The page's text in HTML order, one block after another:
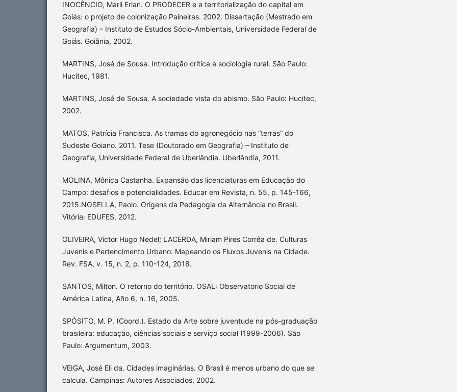
INOCÊNCIO, Marli Erlan. O PRODECER e a territorialização do capital em
Goiás: o projeto de colonização Paineiras. 2002. Dissertação (Mestrado em
Geografia) – Instituto de Estudos Sócio-Ambientais, Universidade Federal de
Goiás. Goiânia, 2002.
MARTINS, José de Sousa. Introdução crítica à sociologia rural. São Paulo:
Hucitec, 1981.
MARTINS, José de Sousa. A sociedade vista do abismo. São Paulo: Hucitec,
2002.
MATOS, Patrícia Francisca. As tramas do agronegócio nas “terras” do
Sudeste Goiano. 2011. Tese (Doutorado em Geografia) – Instituto de
Geografia, Universidade Federal de Uberlândia. Uberlândia, 2011.
MOLINA, Mônica Castanha. Expansão das licenciaturas em Educação do
Campo: desafios e potencialidades. Educar em Revista, n. 55, p. 145-166,
2015.NOSELLA, Paolo. Origens da Pedagogia da Alternância no Brasil.
Vitória: EDUFES, 2012.
OLIVEIRA, Victor Hugo Nedel; LACERDA, Miriam Pires Corrêa de. Culturas
Juvenis e Pertencimento Urbano: Mapeando os Fluxos Juvenis na Cidade.
Rev. FSA, v. 15, n. 2, p. 110-124, 2018.
SANTOS, Milton. O retorno do território. OSAL: Observatorio Social de
América Latina, Año 6, n. 16, 2005.
SPÓSITO, M. P. (Coord.). Estado da Arte sobre juventude na pós-graduação
brasileira: educação, ciências sociais e serviço social (1999-2006). São
Paulo: Argumentum, 2003.
VEIGA, José Eli da. Cidades imaginárias. O Brasil é menos urbano do que se
calcula. Campinas: Autores Associados, 2002.